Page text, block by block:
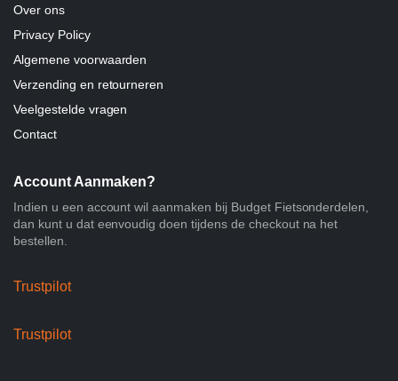
Over ons
Privacy Policy
Algemene voorwaarden
Verzending en retourneren
Veelgestelde vragen
Contact
Account Aanmaken?
Indien u een account wil aanmaken bij Budget Fietsonderdelen,
dan kunt u dat eenvoudig doen tijdens de checkout na het
bestellen.
Trustpilot
Trustpilot